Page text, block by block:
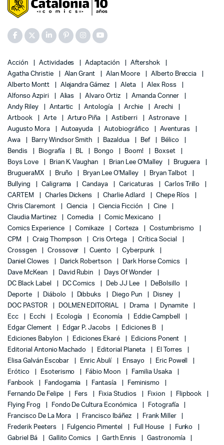
Acción Actividades Adaptación
Aftershok
Agatha Christie
Alan Grant Alan Moore
Alberto Breccia
Alberto Montt
Alejandra Gámez Aleta
Alex Ross
Alfonso Azpiri
Alias Alvaro Ortiz
Amanda Conner
Andy Riley
Antartic Antología Archie
Arechi
Artbook
Arte Arturo Piña Astiberri
Astronave
Augusto Mora
Autoayuda Autobiográfico
Aventuras
Awa
Barry Windsor Smith Bazaldua Bef
Bélico
Bendis
Biografía BL Bongo Boom!
Boxset
Boys Love
Brian K. Vaughan Brian Lee O'Malley
Bruguera
BrugueraMX
Bruño Bryan Lee O'Malley
Bryan Talbot
Bullying
Caligrama Candaya Caricaturas
Carlos Trillo
CARTEM
Charles Dickens Charlie Adlard
Chepe Ríos
Chris Claremont
Ciencia Ciencia Ficción
Cine
Claudia Martinez
Comedia
Comic Mexicano
Comics Experience
Comikaze Corteza
Costumbrismo
CPM
Craig Thompson Cris Ortega
Crítica Social
Crossgen
Crossover Cuento
Cyberpunk
Daniel Clowes
Darick Robertson
Dark Horse Comics
Dave McKean
David Rubin
Days Of Wonder
DC Black Label
DC Comics Deb JJ Lee
DeBolsillo
Deporte
Diábolo Dibbuks Diego Pun
Disney
DOC PASTOR
DOLMEN EDITORIAL Drama
Dynamite
Ecc
Ecchi Ecología Economía
Eddie Campbell
Edgar Clement
Edgar P. Jacobs
Ediciones B
Ediciones Babylon
Ediciones Ekaré
Edicions Ponent
Editorial Antonio Machado
Editorial Planeta
El Torres
Elisa Galván Escobar
Enric Abulí Ensayo
Eric Powell
Erótico
Esoterismo Fábio Moon
Familia Usaka
Fanbook
Fandogamia Fantasía
Feminismo
Fernando De Felipe
Fers Fixia Studios Fixion
Flipbook
Flying Frog
Fondo De Cultura Económica
Fotografía
Francisco De La Mora
Francisco Ibáñez
Frank Miller
Frederik Peeters
Fulgencio Pimentel Full House
Funko
Gabriel Bá
Gallito Comics Garth Ennis
Gastronomía